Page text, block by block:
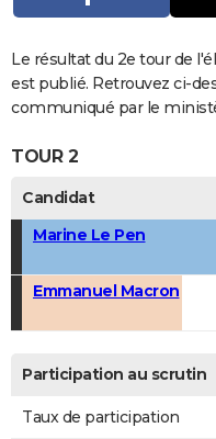
Dictionnaire
Biographies
Expressions
Proverbes
PROGRAMME TV
COPAINS D'AVANT
S'inscrire
Se connecter
Lycées
Collèges
Primaires
Universités
Entreprises
Service militaire
Avis de recherche
AVIS DE DÉCÈS
FORUM
Bricolage
Culture
Television
Voyage
Le résultat du 2e tour de
est publié. Retrouvez ci-
communiqué par le
TOUR 2
Candidat
Marine Le Pen
Emmanuel Macron
Participation au scrutin
Taux de participation